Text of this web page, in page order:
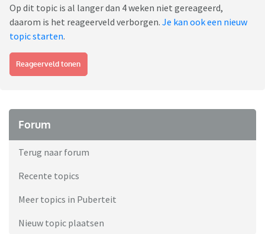
Op dit topic is al langer dan 4 weken niet gereageerd,
daarom is het reageerveld verborgen. Je kan ook een nieuw
topic starten.
Reageerveld tonen
Forum
Terug naar forum
Recente topics
Meer topics in Puberteit
Nieuw topic plaatsen